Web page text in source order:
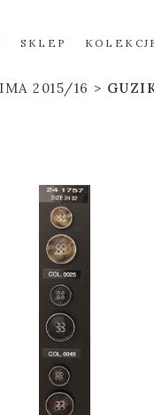
SKLEP
2015/16